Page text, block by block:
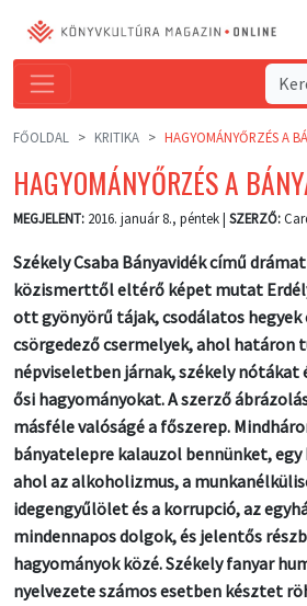
FŐOLDAL KRITIKA HAGYOMÁNYŐRZÉS A
HAGYOMÁNYŐRZÉS A
MEGJELENT: 2016. január 8., péntek | SZERZŐ:
Székely Csaba Bányavidék című
közismerttől eltérő képet mutat
ott gyönyörű tájak, csodálatos hegyek
csörgedező csermelyek, ahol
népviseletben járnak, székely nótákat
ősi hagyományokat. A szerző
másféle valóságé a főszerep.
bányatelepre kalauzol bennünket, egy
ahol az alkoholizmus, a
idegengyűlölet és a korrupció, az
mindennapos dolgok, és jelentős
hagyományok közé. Székely fanyar
nyelvezete számos esetben késztet